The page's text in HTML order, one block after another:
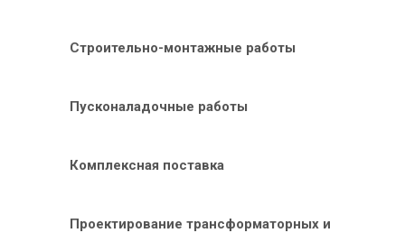
Строительно-монтажные работы
Пусконаладочные работы
Комплексная поставка
Проектирование трансформаторных и